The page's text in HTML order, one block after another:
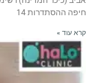
חיפה ההסתדרות 14
קרא עוד »